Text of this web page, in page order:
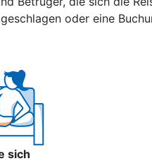
oder eine
sich